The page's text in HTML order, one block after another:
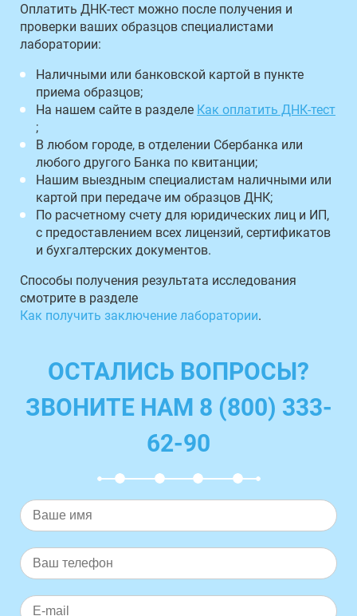
Оплатить ДНК-тест можно после получения и
проверки ваших образцов специалистами
лаборатории:
Наличными или банковской картой в пункте
приема образцов;
На нашем сайте в разделе Как оплатить ДНК-тест
;
В любом городе, в отделении Сбербанка или
любого другого Банка по квитанции;
Нашим выездным специалистам наличными или
картой при передаче им образцов ДНК;
По расчетному счету для юридических лиц и ИП,
с предоставлением всех лицензий, сертификатов
и бухгалтерских документов.
Способы получения результата исследования
смотрите в разделе
Как получить заключение лаборатории.
ОСТАЛИСЬ ВОПРОСЫ?
ЗВОНИТЕ НАМ 8 (800) 333-
62-90